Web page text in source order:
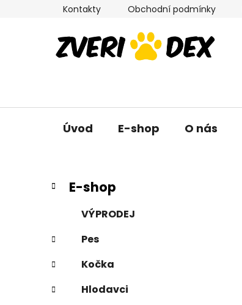
Kontakty Obchodní podmínky
Úvod E-shop O nás
P
r
a
n
Přeskočit
kategorie
K
a
g
o
r
e
E-shop
VÝPRODEJ
Pes
Kočka
Hlodavci